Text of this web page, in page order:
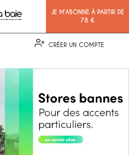
JE M’ABONNE À PARTIR DE
78 €
CRÉER UN COMPTE